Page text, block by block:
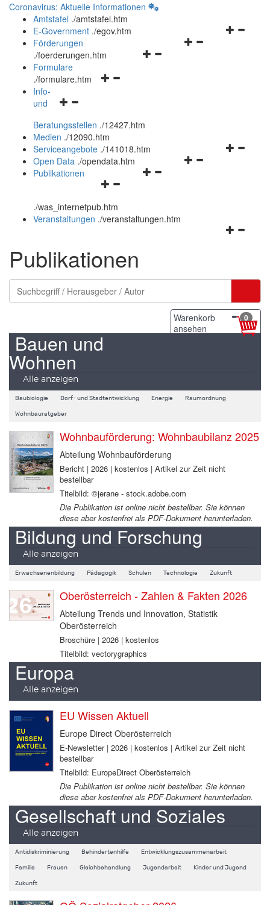
Coronavirus: Aktuelle Informationen
Amtstafel ./amtstafel.htm
Navigationsmenü
E-Government ./egov.htm
Navigationsmenü
Förderungen
./foerderungen.htm
Navigationsmenü
Formulare
./formulare.htm
Navigationsmenü
und
schließen
Info-
und
Beratungsstellen ./12427.htm
Medien ./12090.htm
Navigationsmenü
Serviceangebote ./141018.htm
Navigationsmenü
Open Data ./opendata.htm
Navigationsmenü
und
schließen
Publikationen
./was_internetpub.htm
Veranstaltungen ./veranstaltungen.htm
Publikationen
Warenkorb
ansehen
0
Bauen und
Wohnen
Alle anzeigen
Baubiologie Dorf- und Stadtentwicklung Energie Raumordnung
Wohnbauratgeber
Wohnbauförderung: Wohnbaubilanz 2025
Abteilung Wohnbauförderung
Bericht | 2026 | kostenlos | Artikel zur Zeit nicht
bestellbar
Titelbild: ©jerane - stock.adobe.com
Die Publikation ist online nicht bestellbar. Sie können
diese aber kostenfrei als PDF-Dokument herunterladen.
Bildung und Forschung
Alle anzeigen
Erwachsenenbildung Pädagogik Schulen Technologie Zukunft
Oberösterreich - Zahlen & Fakten 2026
Abteilung Trends und Innovation, Statistik
Oberösterreich
Broschüre | 2026 | kostenlos
Titelbild: vectorygraphics
Europa
Alle anzeigen
EU Wissen Aktuell
Europe Direct Oberösterreich
E-Newsletter | 2026 | kostenlos | Artikel zur Zeit nicht
bestellbar
Titelbild: EuropeDirect Oberösterreich
Die Publikation ist online nicht bestellbar. Sie können
diese aber kostenfrei als PDF-Dokument herunterladen.
Gesellschaft und Soziales
Alle anzeigen
Antidiskriminierung Behindertenhilfe Entwicklungszusammenarbeit
Familie Frauen Gleichbehandlung Jugendarbeit Kinder und Jugend
Zukunft